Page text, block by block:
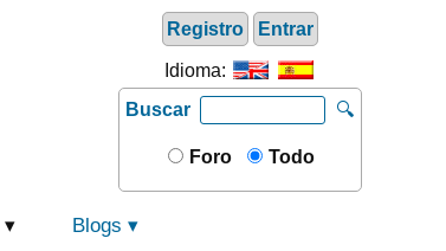
Registro Entrar
Idioma:
Buscar
🔍
Foro Todo
Blogs